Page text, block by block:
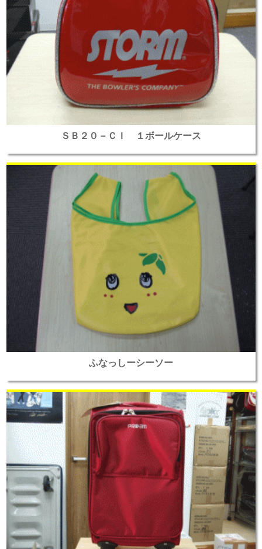
ＳＢ２０－ＣＩ １ボールケース
ふなっしーシーソー